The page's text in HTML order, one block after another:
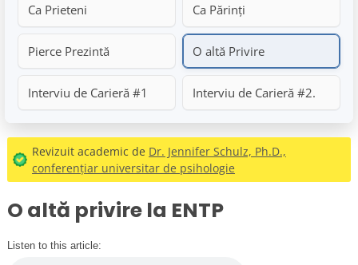
Ca Prieteni Ca Părinți
Pierce Prezintă O altă Privire
Interviu de Carieră #1 Interviu de Carieră #2.
Revizuit academic de Dr. Jennifer Schulz, Ph.D.,
conferențiar universitar de psihologie
O altă privire la ENTP
Listen to this article: